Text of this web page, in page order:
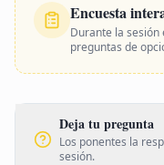
Encuesta
Durante la sesión
preguntas de
Deja tu pregunta
Los ponentes la
sesión.